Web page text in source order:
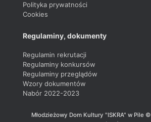
Polityka prywatności
Cookies
Regulaminy, dokumenty
Regulamin rekrutacji
Regulaminy konkursów
Regulaminy przeglądów
Wzory dokumentów
Nabór 2022-2023
Młodzieżowy Dom Kultury "ISKRA" w Pile ©